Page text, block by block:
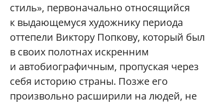
стиль», первоначально относящийся
к выдающемуся художнику периода
оттепели Виктору Попкову, который был
в своих полотнах искренним
и автобиографичным, пропуская через
себя историю страны. Позже его
произвольно расширили на людей, не